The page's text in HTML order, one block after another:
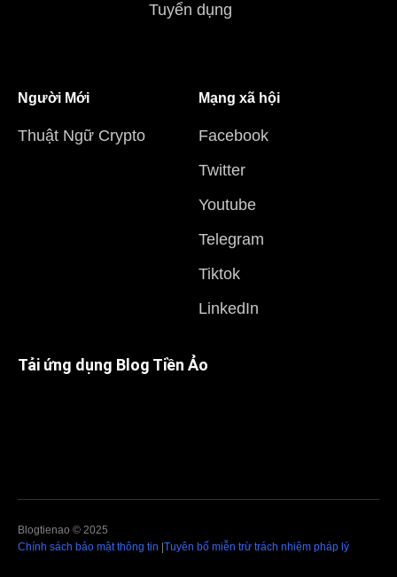
Tuyển dụng
Người Mới
Thuật Ngữ Crypto
Mạng xã hội
Facebook
Twitter
Youtube
Telegram
Tiktok
LinkedIn
Tải ứng dụng Blog Tiền Ảo
Blogtienao © 2025
Chính sách bảo mật thông tin Tuyên bố miễn trừ trách nhiệm pháp lý